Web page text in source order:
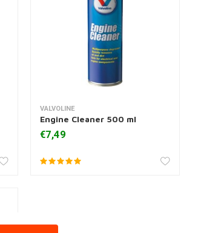
Meer informatie
VALVOLINE
Engine Cleaner 500 ml
€7,49